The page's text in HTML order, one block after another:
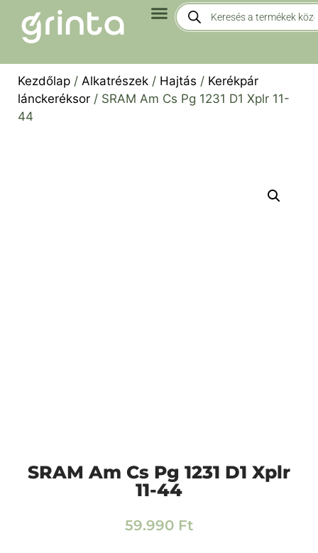
Kezdőlap / Alkatrészek / Hajtás / Kerékpár
lánckeréksor / SRAM Am Cs Pg 1231 D1 Xplr 11-
44
SRAM Am Cs Pg 1231 D1 Xplr
11-44
59.990 Ft